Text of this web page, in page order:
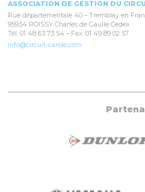
ASSOCIATION DE GESTION DU
Rue départementale 40 – Tremblay en
95934 ROISSY Charles de Gaulle Cedex
Tél. 01 48 63 73 54 – Fax. 01 49 89 02 57
info@circuit-carole.com